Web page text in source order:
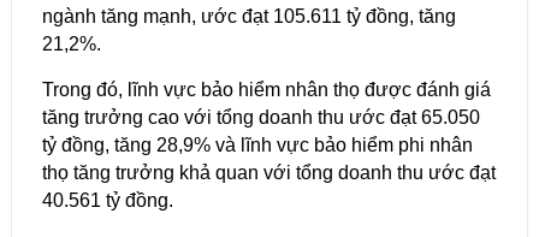
ngành tăng mạnh, ước đạt 105.611 tỷ đồng, tăng
21,2%.
Trong đó, lĩnh vực bảo hiểm nhân thọ được đánh giá
tăng trưởng cao với tổng doanh thu ước đạt 65.050
tỷ đồng, tăng 28,9% và lĩnh vực bảo hiểm phi nhân
thọ tăng trưởng khả quan với tổng doanh thu ước đạt
40.561 tỷ đồng.